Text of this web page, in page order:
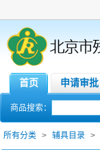
首页 申请审批
商品搜索：
所有分类 > 辅具目录 >